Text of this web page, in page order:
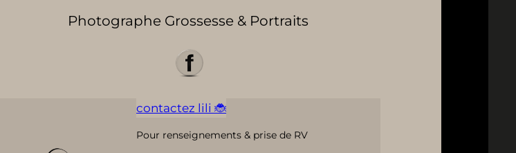
Photographe Grossesse & Portraits
contactez lili 🐞
Pour renseignements & prise de RV